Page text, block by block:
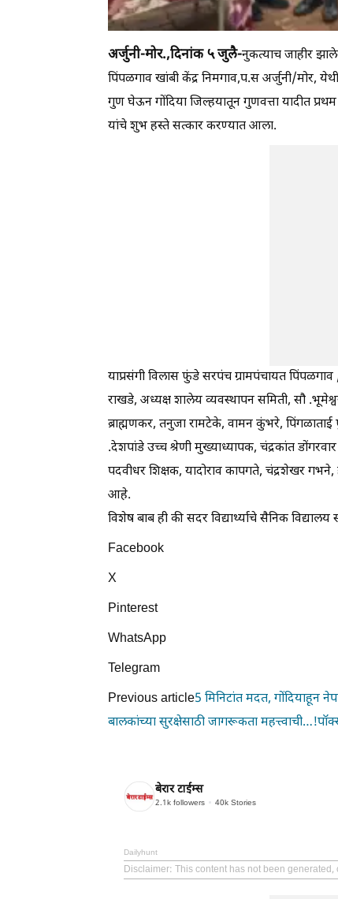
अर्जुनी-मोर.,दिनांक ५ जुलै-नुकत्याच जाहीर
पिंपळगाव खांबी केंद्र निमगाव,प.स अर्जुनी/मोर,
गुण घेऊन गोंदिया जिल्हयातून गुणवत्ता यादीत
यांचे शुभ हस्ते सत्कार करण्यात आला.
याप्रसंगी विलास फुंडे सरपंच ग्रामपंचायत पिंपळगाव
राखडे, अध्यक्ष शालेय व्यवस्थापन समिती, सौ
ब्राह्मणकर, तनुजा रामटेके, वामन कुंभरे,
.देशपांडे उच्च श्रेणी मुख्याध्यापक, चंद्रकांत
पदवीधर शिक्षक, यादोराव कापगते, चंद्रशेखर
आहे.
विशेष बाब ही की सदर विद्यार्थ्याचे सैनिक
Facebook
X
Pinterest
WhatsApp
Telegram
Previous article5 मिनिटांत मदत, गोंदियाहून
बालकांच्या सुरक्षेसाठी जागरूकता
बेरार टाईम्स
2.1k followers 40k Stories
Dailyhunt
Disclaimer: This content has not been